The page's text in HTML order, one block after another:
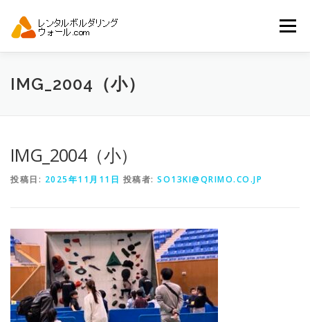
メニュー
トップ 自動見積り
IMG_2004（小）
IMG_2004（小）
投稿日: 2025年11月11日 投稿者: SO13KI@QRIMO.CO.JP